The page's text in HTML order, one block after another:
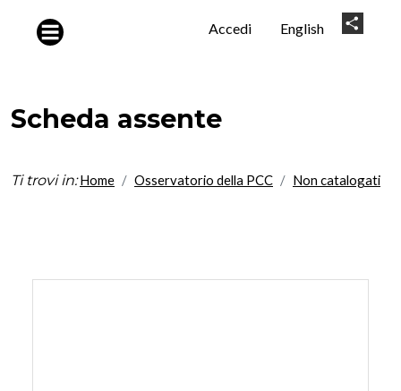
User
Accedi English
Scheda assente
Ti trovi in: Home Osservatorio della PCC Non catalogati